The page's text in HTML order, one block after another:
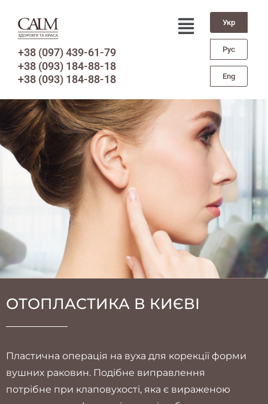
Укр
Рус
Eng
+38 (097) 439-61-79
+38 (093) 184-88-18
+38 (093) 184-88-18
ОТОПЛАСТИКА В КИЄВІ
Пластична операція на вуха для корекції форми
вушних раковин. Подібне виправлення
потрібне при клаповухості, яка є вираженою